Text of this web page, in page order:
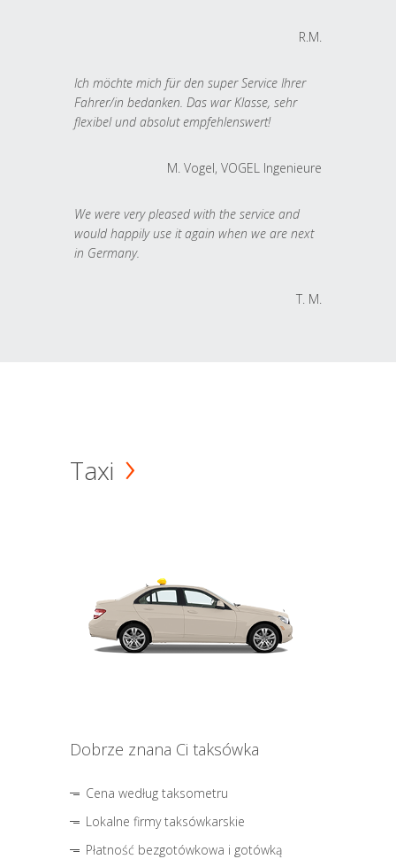
R.M.
Ich möchte mich für den super Service Ihrer
Fahrer/in bedanken. Das war Klasse, sehr
flexibel und absolut empfehlenswert!
M. Vogel, VOGEL Ingenieure
We were very pleased with the service and
would happily use it again when we are next
in Germany.
T. M.
Taxi
Dobrze znana Ci taksówka
Cena według taksometru
Lokalne firmy taksówkarskie
Płatność bezgotówkowa i gotówką